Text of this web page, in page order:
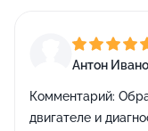
Антон
Комментарий:
двигателе и